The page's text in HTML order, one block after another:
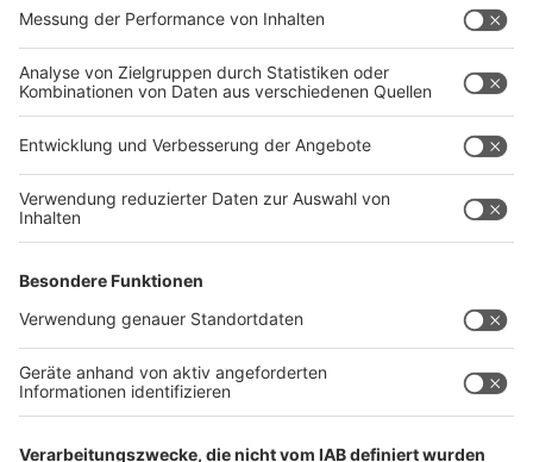
erster Zeuge sagte ein Abteilungsleiter des
Sache keinen Versuch der Einflussnahme auf ihn
gegeben. Es sei auch nie an ihn herangetragen worden,
die Grünen wollten auf dieser Stelle unbedingt eine
Frau. Limbach habe ihn im Gegenteil gebeten, den
Vorgang ergebnisoffen zu prüfen. Ähnlich äußerte sich
eine Referatsleiterin, deren Aufgabe es war, die
Vergleich sei sehr komplex gewesen, aber sie sei
überzeugt, dass das Ergebnis rechtmäßig gewesen sei.
Weitere Zeugenvernehmungen sind geplant.
(Autor: José Narciandi)